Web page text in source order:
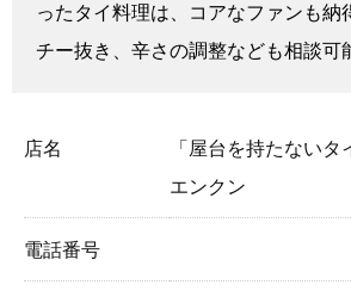
ったタイ料理は、コアなファンも納
チー抜き、辛さの調整なども相談可
店名
「屋台を持たない
エンクン
電話番号